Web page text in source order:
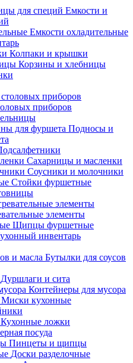
Емкости и
Емкости охладительные
Колпаки и крышки
Корзины и хлебницы
приборов
Подносы и
Сахарницы и масленки
Соусники и молочники
Стойки фуршетные
элементы
Щипцы фуршетные
инвентарь
Бутылки для соусов
Дуршлаги и сита
Контейнеры для мусора
Миски кухонные
Кухонные ложки
посуда
Пинцеты и щипцы
Доски разделочные